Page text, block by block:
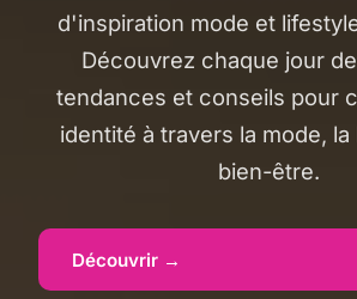
d'inspiration mode et
Découvrez chaque jour
tendances et conseils pour
identité à travers la mode,
bien-être.
Découvrir →